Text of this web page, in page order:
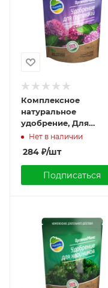
Комплексное
натуральное
удобрение, Для
гортензий, 800г.,
Органик микс
Нет в наличии
284 ₽/шт
Подписаться